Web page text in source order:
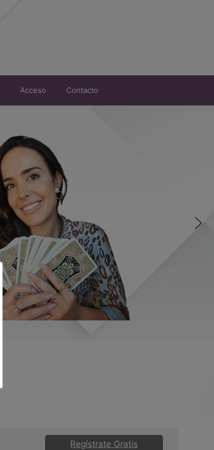
Acceso Contacto
Regístrate Gratis